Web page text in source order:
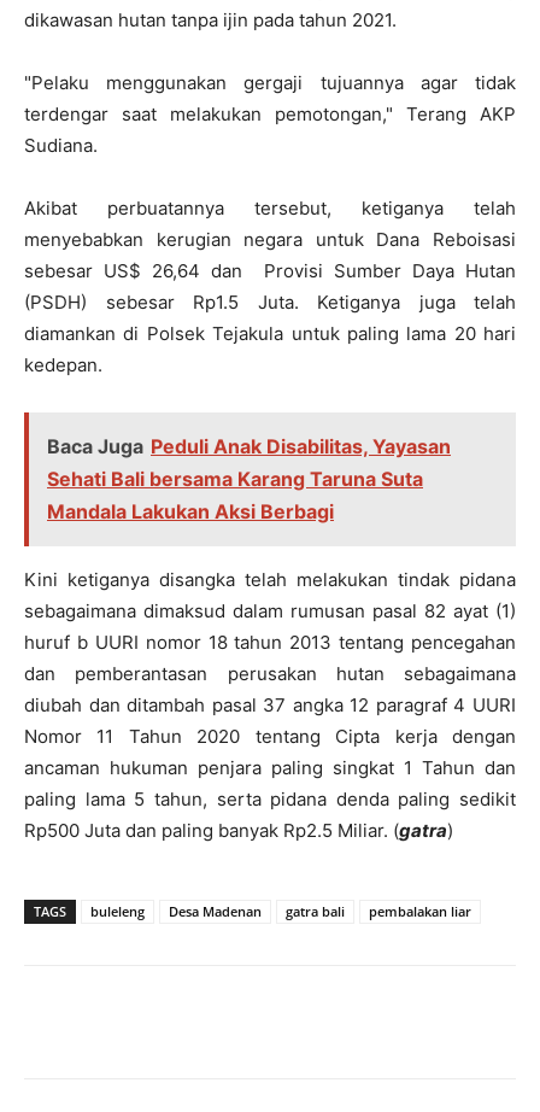
dikawasan hutan tanpa ijin pada tahun 2021.
"Pelaku menggunakan gergaji tujuannya agar tidak
terdengar saat melakukan pemotongan," Terang AKP
Sudiana.
Akibat perbuatannya tersebut, ketiganya telah
menyebabkan kerugian negara untuk Dana Reboisasi
sebesar US$ 26,64 dan Provisi Sumber Daya Hutan
(PSDH) sebesar Rp1.5 Juta. Ketiganya juga telah
diamankan di Polsek Tejakula untuk paling lama 20 hari
kedepan.
Baca Juga Peduli Anak Disabilitas, Yayasan
Sehati Bali bersama Karang Taruna Suta
Mandala Lakukan Aksi Berbagi
Kini ketiganya disangka telah melakukan tindak pidana
sebagaimana dimaksud dalam rumusan pasal 82 ayat (1)
huruf b UURI nomor 18 tahun 2013 tentang pencegahan
dan pemberantasan perusakan hutan sebagaimana
diubah dan ditambah pasal 37 angka 12 paragraf 4 UURI
Nomor 11 Tahun 2020 tentang Cipta kerja dengan
ancaman hukuman penjara paling singkat 1 Tahun dan
paling lama 5 tahun, serta pidana denda paling sedikit
Rp500 Juta dan paling banyak Rp2.5 Miliar. (gatra)
TAGS buleleng Desa Madenan gatra bali pembalakan liar